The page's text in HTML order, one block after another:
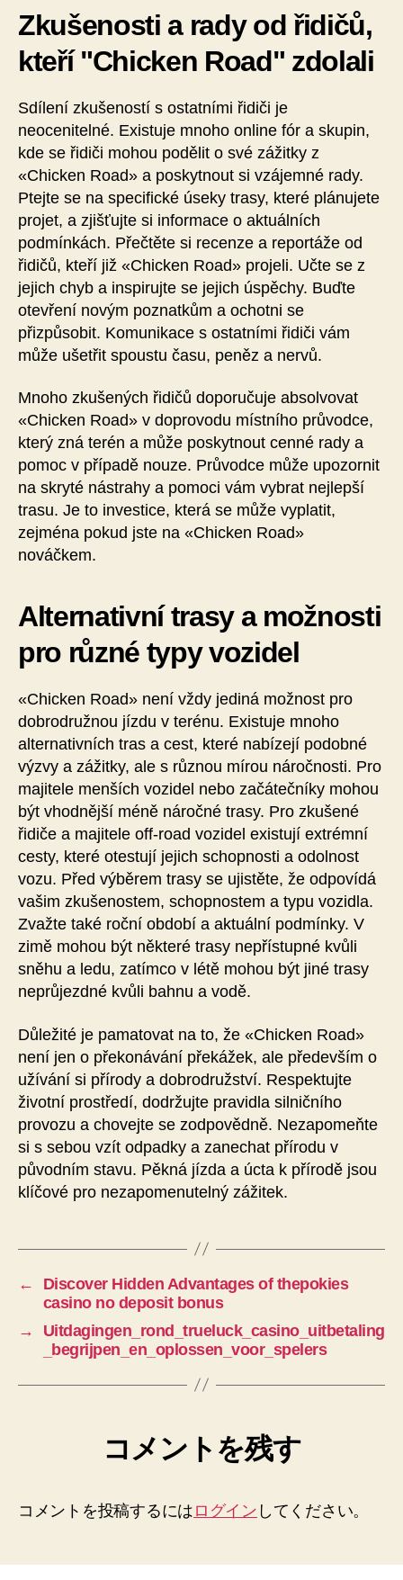
Zkušenosti a rady od řidičů,
kteří "Chicken Road" zdolali
Sdílení zkušeností s ostatními řidiči je
neocenitelné. Existuje mnoho online fór a skupin,
kde se řidiči mohou podělit o své zážitky z
«Chicken Road» a poskytnout si vzájemné rady.
Ptejte se na specifické úseky trasy, které plánujete
projet, a zjišťujte si informace o aktuálních
podmínkách. Přečtěte si recenze a reportáže od
řidičů, kteří již «Chicken Road» projeli. Učte se z
jejich chyb a inspirujte se jejich úspěchy. Buďte
otevření novým poznatkům a ochotni se
přizpůsobit. Komunikace s ostatními řidiči vám
může ušetřit spoustu času, peněz a nervů.
Mnoho zkušených řidičů doporučuje absolvovat
«Chicken Road» v doprovodu místního průvodce,
který zná terén a může poskytnout cenné rady a
pomoc v případě nouze. Průvodce může upozornit
na skryté nástrahy a pomoci vám vybrat nejlepší
trasu. Je to investice, která se může vyplatit,
zejména pokud jste na «Chicken Road»
nováčkem.
Alternativní trasy a možnosti
pro různé typy vozidel
«Chicken Road» není vždy jediná možnost pro
dobrodružnou jízdu v terénu. Existuje mnoho
alternativních tras a cest, které nabízejí podobné
výzvy a zážitky, ale s různou mírou náročnosti. Pro
majitele menších vozidel nebo začátečníky mohou
být vhodnější méně náročné trasy. Pro zkušené
řidiče a majitele off-road vozidel existují extrémní
cesty, které otestují jejich schopnosti a odolnost
vozu. Před výběrem trasy se ujistěte, že odpovídá
vašim zkušenostem, schopnostem a typu vozidla.
Zvažte také roční období a aktuální podmínky. V
zimě mohou být některé trasy nepřístupné kvůli
sněhu a ledu, zatímco v létě mohou být jiné trasy
neprůjezdné kvůli bahnu a vodě.
Důležité je pamatovat na to, že «Chicken Road»
není jen o překonávání překážek, ale především o
užívání si přírody a dobrodružství. Respektujte
životní prostředí, dodržujte pravidla silničního
provozu a chovejte se zodpovědně. Nezapomeňte
si s sebou vzít odpadky a zanechat přírodu v
původním stavu. Pěkná jízda a úcta k přírodě jsou
klíčové pro nezapomenutelný zážitek.
←
Discover Hidden Advantages of thepokies
casino no deposit bonus
→
Uitdagingen_rond_trueluck_casino_uitbetaling
_begrijpen_en_oplossen_voor_spelers
コメントを残す
コメントを投稿するには ログイン してください。